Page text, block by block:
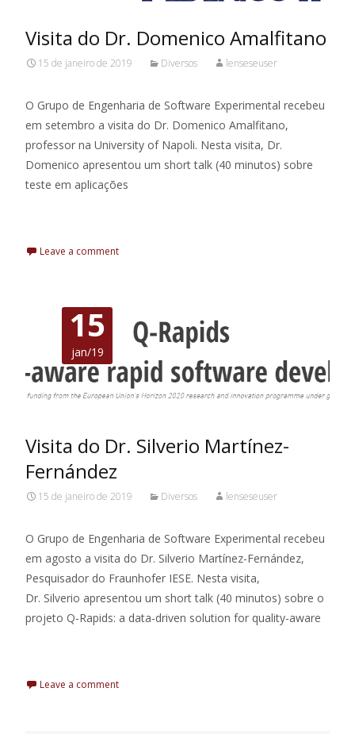
Visita do Dr. Domenico Amalfitano
15 de janeiro de 2019 Diversos lenseseuser
O Grupo de Engenharia de Software Experimental recebeu
em setembro a visita do Dr. Domenico Amalfitano,
professor na University of Napoli. Nesta visita, Dr.
Domenico apresentou um short talk (40 minutos) sobre
teste em aplicações
Leave a comment
15
jan/19
Visita do Dr. Silverio Martínez-
Fernández
15 de janeiro de 2019 Diversos lenseseuser
O Grupo de Engenharia de Software Experimental recebeu
em agosto a visita do Dr. Silverio Martínez-Fernández,
Pesquisador do Fraunhofer IESE. Nesta visita,
Dr. Silverio apresentou um short talk (40 minutos) sobre o
projeto Q-Rapids: a data-driven solution for quality-aware
Leave a comment